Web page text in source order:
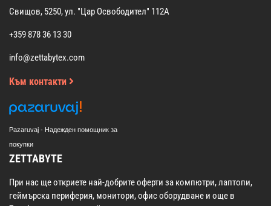
Свищов, 5250, ул. "Цар Освободител" 112А
+359 878 36 13 30
info@zettabytex.com
Към контакти
Pazaruvaj - Надежден помощник за
покупки
ZETTABYTE
При нас ще откриете най-добрите оферти за компютри, лаптопи,
геймърска периферия, монитори, офис оборудване и още в